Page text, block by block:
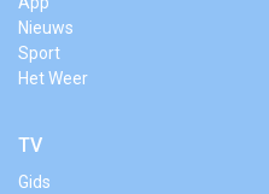
Nieuws
Sport
Het Weer
TV
Gids